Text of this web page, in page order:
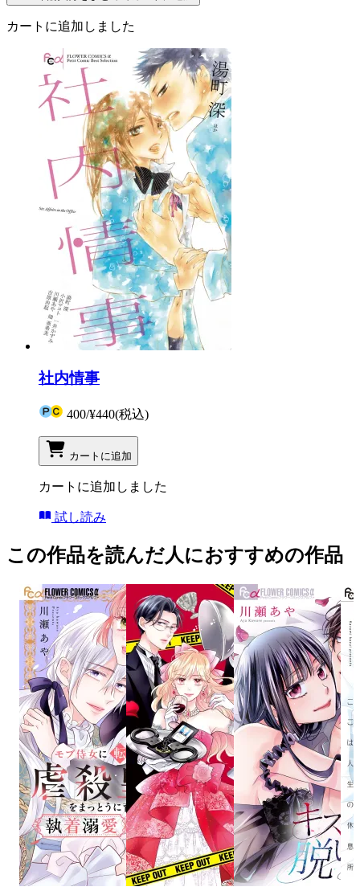
カートに追加しました
社内情事
400/¥440(税込)
カートに追加
カートに追加しました
試し読み
この作品を読んだ人におすすめの作品